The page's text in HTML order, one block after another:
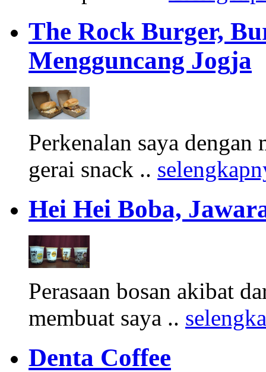
The Rock Burger,
Mengguncang Jogja
Perkenalan saya
gerai snack ..
Hei Hei Boba,
Perasaan bosan akibat
membuat saya ..
Denta Coffee